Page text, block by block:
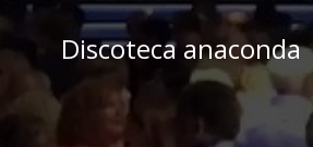
Skip
content Discoteca anaconda